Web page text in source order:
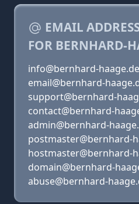
EMAIL
FOR BERNHARD-
info@bernhard-haage.de
email@bernhard-
support@bernhard-
contact@bernhard-
admin@bernhard-
postmaster@bernhard-
hostmaster@bernhard-
domain@bernhard-
abuse@bernhard-